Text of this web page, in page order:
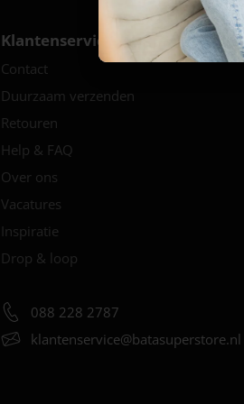
Klantenservice
Contact
Duurzaam verzenden
Retouren
Help & FAQ
Over ons
Vacatures
Inspiratie
Drop & loop
088 228 2787
klantenservice@batasuperstore.nl